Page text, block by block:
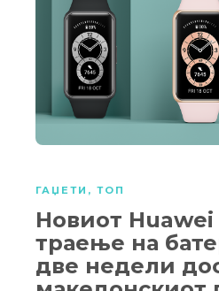
ГАЏЕТИ , ТОП
Новиот Huawei
траење на
две недели